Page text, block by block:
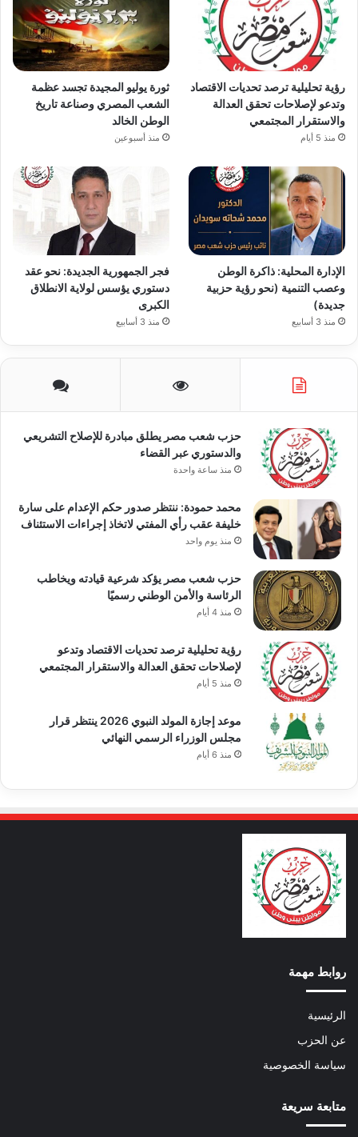
رؤية تحليلية ترصد تحديات الاقتصاد
وتدعو لإصلاحات تحقق العدالة
والاستقرار المجتمعي
منذ 5 أيام
ثورة يوليو المجيدة تجسد عظمة
الشعب المصري وصناعة تاريخ
الوطن الخالد
منذ أسبوعين
​
الإدارة المحلية: ذاكرة الوطن
وعصب التنمية (نحو رؤية حزبية
جديدة)
منذ 3 أسابيع
فجر الجمهورية الجديدة: نحو عقد
دستوري يؤسس لولاية الانطلاق
الكبرى
منذ 3 أسابيع
حزب شعب مصر يطلق مبادرة للإصلاح التشريعي
والدستوري عبر القضاء
منذ ساعة واحدة
محمد حمودة: ننتظر صدور حكم الإعدام على سارة
خليفة عقب رأي المفتي لاتخاذ إجراءات الاستئناف
منذ يوم واحد
حزب شعب مصر يؤكد شرعية قيادته ويخاطب
الرئاسة والأمن الوطني رسميًا
منذ 4 أيام
رؤية تحليلية ترصد تحديات الاقتصاد وتدعو
لإصلاحات تحقق العدالة والاستقرار المجتمعي
منذ 5 أيام
موعد إجازة المولد النبوي 2026 ينتظر قرار
مجلس الوزراء الرسمي النهائي
منذ 6 أيام
روابط مهمة
الرئيسية
عن الحزب
سياسة الخصوصية
متابعة سريعة